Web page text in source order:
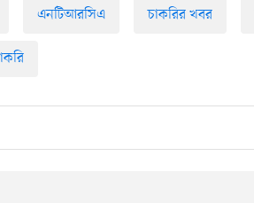
এনটিআরসিএ চাকরির খবর